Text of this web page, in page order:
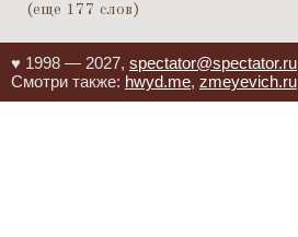
(еще 177 слов)
♥ 1998 — 2027, spectator@spectator.ru
Смотри также: hwyd.me, zmeyevich.ru